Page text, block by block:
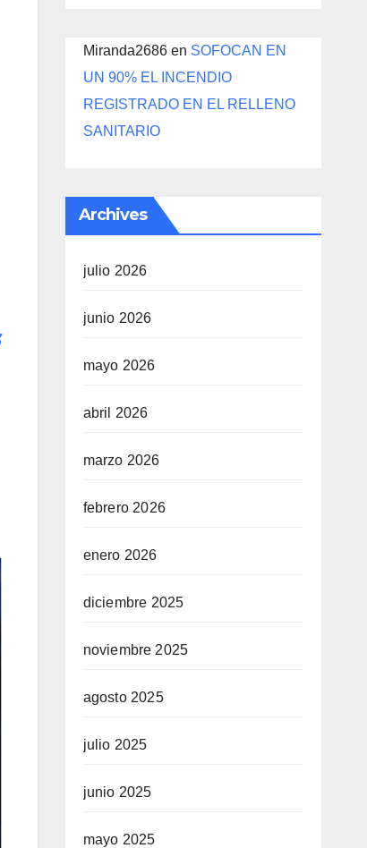
Miranda2686en SOFOCAN EN
UN 90% EL INCENDIO
REGISTRADO EN EL RELLENO
SANITARIO
Archives
julio 2026
junio 2026
mayo 2026
abril 2026
marzo 2026
febrero 2026
enero 2026
diciembre 2025
noviembre 2025
agosto 2025
julio 2025
junio 2025
mayo 2025